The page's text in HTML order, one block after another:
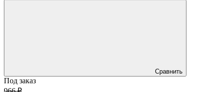
Сравнить
Под заказ